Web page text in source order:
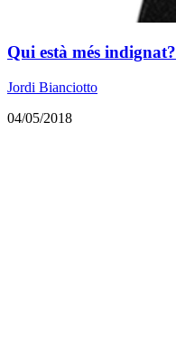
Qui està més indignat?
Jordi Bianciotto
04/05/2018